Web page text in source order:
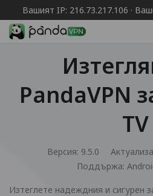
Вашият IP: 216.73.217.106 ·
PandaVPN
TV
Версия: 9.5.0
Поддържа:
Изтеглете надеждния и сигурен